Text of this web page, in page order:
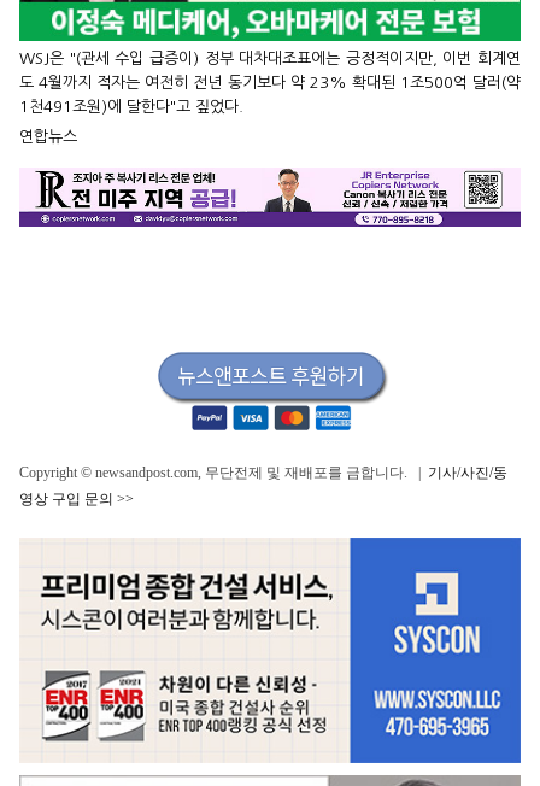
WSJ은 "(관세 수입 급증이) 정부 대차대조표에는 긍정적이지만, 이번 회계연
도 4월까지 적자는 여전히 전년 동기보다 약 23% 확대된 1조500억 달러(약
1천491조원)에 달한다"고 짚었다.
연합뉴스
Copyright © newsandpost.com, 무단전제 및 재배포를 금합니다. | 기사/사진/동
영상 구입 문의 >>